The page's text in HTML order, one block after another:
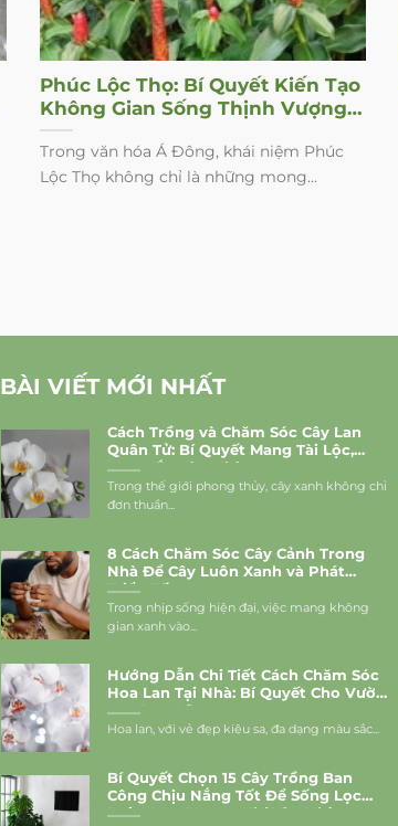
Phúc Lộc Thọ: Bí Quyết Kiến Tạo
Không Gian Sống Thịnh Vượng
Từ Cây Xanh Phong Thủy
Trong văn hóa Á Đông, khái niệm Phúc
Lộc Thọ không chỉ là những mong...
BÀI VIẾT MỚI NHẤT
Cách Trồng và Chăm Sóc Cây Lan
Quân Tử: Bí Quyết Mang Tài Lộc,
May Mắn Vào Nhà
Trong thế giới phong thủy, cây xanh không chỉ
đơn thuần...
8 Cách Chăm Sóc Cây Cảnh Trong
Nhà Để Cây Luôn Xanh và Phát
Triển Tốt
Trong nhịp sống hiện đại, việc mang không
gian xanh vào...
Hướng Dẫn Chi Tiết Cách Chăm Sóc
Hoa Lan Tại Nhà: Bí Quyết Cho Vườn
Lan Rực Rỡ
Hoa lan, với vẻ đẹp kiêu sa, đa dạng màu sắc...
Bí Quyết Chọn 15 Cây Trồng Ban
Công Chịu Nắng Tốt Để Sống Lọc
Bụi, Mang Vượng Khí Vào Nhà